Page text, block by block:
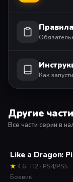
Как
Другие
Все части серии в
★ 4.6 · П2 · PS4/PS5
Боевик